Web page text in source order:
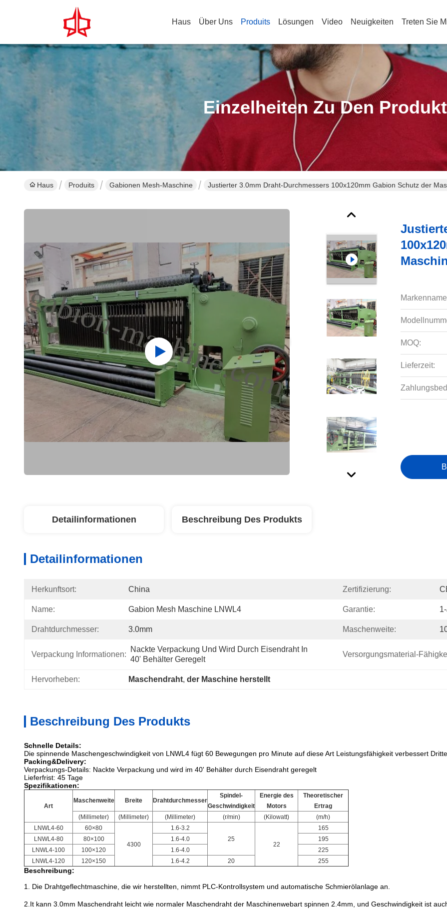
Haus Über Uns Produits Lösungen Video Neuigkeiten Treten Sie
Einzelheiten Zu Den
Haus Produits Gabionen Mesh-Maschine Justierter 3.0mm Draht-Durchmessers 100x120mm Gabion Schutz der
MOQ:
Lieferzeit:
Detailinformationen Beschreibung Des Produkts
Detailinformationen
Herkunftsort: China Zertifizierung:
Name: Gabion Mesh Maschine LNWL4 Garantie:
Drahtdurchmesser: 3.0mm Maschenweite:
Verpackung Informationen:
Nackte Verpackung Und Wird Durch Eisendraht In
40' Behälter Geregelt
Versorgungsmaterial-
Hervorheben: Maschendraht, der Maschine herstellt
Beschreibung Des Produkts
Schnelle Details:
Die spinnende Maschengeschwindigkeit von LNWL4 fügt 60 Bewegungen pro Minute auf diese Art Leistungsfähigkeit verbessert
Packing&Delivery:
Verpackungs-Details: Nackte Verpackung und wird im 40' Behälter durch Eisendraht geregelt
Lieferfrist: 45 Tage
Spezifikationen:
Art
Maschenweite Breite Drahtdurchmesser
Spindel-
Geschwindigkeit
Energie des
Motors
Theoretischer
Ertrag
(Millimeter)
(Millimeter) (Millimeter) (r/min) (Kilowatt)
(m/h)
LNWL4-60
60×80
4300
1.6-3.2
25
22
165
LNWL4-80
80×100 1.6-4.0
195
LNWL4-100
100×120 1.6-4.0
225
LNWL4-120
120×150 1.6-4.2 20 255
Beschreibung:
1. Die Drahtgeflechtmaschine, die wir herstellten, nimmt PLC-Kontrollsystem und automatische Schmierölanlage an.
2.It kann 3.0mm Maschendraht leicht wie normaler Maschendraht der Maschinenwebart spinnen 2.4mm, und Geschwindigkeit ist